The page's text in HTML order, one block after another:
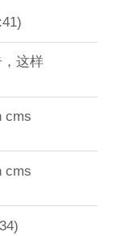
这样
cms
cms